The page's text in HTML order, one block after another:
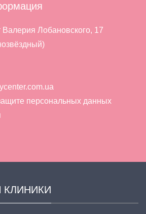
Валерия Лобановского, 17
персональных данных
КЛИНИКИ